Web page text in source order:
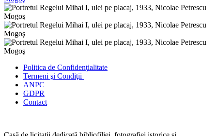
Politica de Confidenţialitate
Termeni şi Condiţii
ANPC
GDPR
Contact